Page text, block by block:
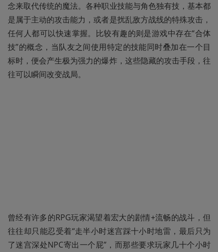
念来取代传统的魔法。各种职业技能与角色独有技，基本都
是属于主动的攻击能力，或者是扰乱敌方战线的特殊攻击，
任何人都可以快速掌握。比较有趣的则是游戏中存在“合体
技”的概念，当队友之间使用特定的技能同时叠加在一个目
标时，便会产生极为强力的爆炸，这些隐藏的攻击手段，往
往可以瞬间改变战局。
曾经有许多的RPG玩家渴望着宏大的剧情+流畅的战斗，但
往往却只能忍受着“走半小时迷宫踩十小时地雷，最后只为
了迷宫深处NPC寄出一个屁”，而那些要求玩家几十个小时